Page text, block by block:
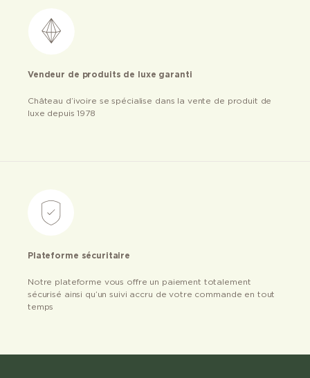
Vendeur de produits de luxe garanti
Château d’ivoire se spécialise dans la vente de produit de
luxe depuis 1978
Plateforme sécuritaire
Notre plateforme vous offre un paiement totalement
sécurisé ainsi qu’un suivi accru de votre commande en tout
temps